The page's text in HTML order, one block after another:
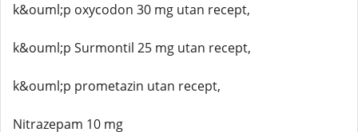
k&ouml;p oxycodon 30 mg utan recept,
k&ouml;p Surmontil 25 mg utan recept,
k&ouml;p prometazin utan recept,
Nitrazepam 10 mg